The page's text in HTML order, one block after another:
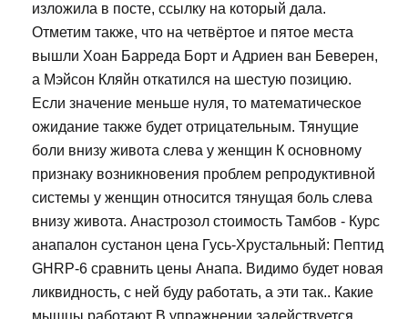
изложила в посте, ссылку на который дала.
Отметим также, что на четвёртое и пятое места
вышли Хоан Барреда Борт и Адриен ван Беверен,
а Мэйсон Кляйн откатился на шестую позицию.
Если значение меньше нуля, то математическое
ожидание также будет отрицательным. Тянущие
боли внизу живота слева у женщин К основному
признаку возникновения проблем репродуктивной
системы у женщин относится тянущая боль слева
внизу живота. Анастрозол стоимость Тамбов - Курс
анапалон сустанон цена Гусь-Хрустальный: Пептид
GHRP-6 сравнить цены Анапа. Видимо будет новая
ликвидность, с ней буду работать, а эти так.. Какие
мышцы работают В упражнении задействуется